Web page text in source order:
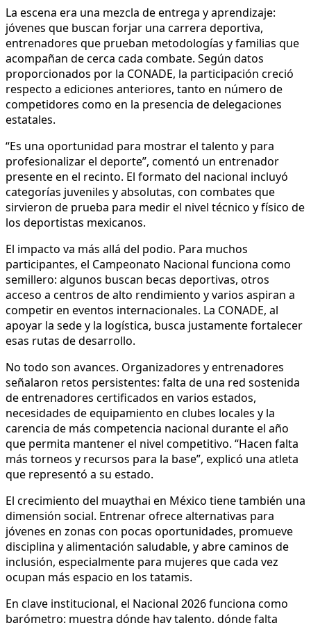
La escena era una mezcla de entrega y aprendizaje:
jóvenes que buscan forjar una carrera deportiva,
entrenadores que prueban metodologías y familias que
acompañan de cerca cada combate. Según datos
proporcionados por la CONADE, la participación creció
respecto a ediciones anteriores, tanto en número de
competidores como en la presencia de delegaciones
estatales.
“Es una oportunidad para mostrar el talento y para
profesionalizar el deporte”, comentó un entrenador
presente en el recinto. El formato del nacional incluyó
categorías juveniles y absolutas, con combates que
sirvieron de prueba para medir el nivel técnico y físico de
los deportistas mexicanos.
El impacto va más allá del podio. Para muchos
participantes, el Campeonato Nacional funciona como
semillero: algunos buscan becas deportivas, otros
acceso a centros de alto rendimiento y varios aspiran a
competir en eventos internacionales. La CONADE, al
apoyar la sede y la logística, busca justamente fortalecer
esas rutas de desarrollo.
No todo son avances. Organizadores y entrenadores
señalaron retos persistentes: falta de una red sostenida
de entrenadores certificados en varios estados,
necesidades de equipamiento en clubes locales y la
carencia de más competencia nacional durante el año
que permita mantener el nivel competitivo. “Hacen falta
más torneos y recursos para la base”, explicó una atleta
que representó a su estado.
El crecimiento del muaythai en México tiene también una
dimensión social. Entrenar ofrece alternativas para
jóvenes en zonas con pocas oportunidades, promueve
disciplina y alimentación saludable, y abre caminos de
inclusión, especialmente para mujeres que cada vez
ocupan más espacio en los tatamis.
En clave institucional, el Nacional 2026 funciona como
barómetro: muestra dónde hay talento, dónde falta